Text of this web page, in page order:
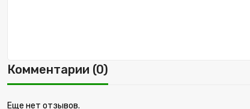
Комментарии (0)
Еще нет отзывов.